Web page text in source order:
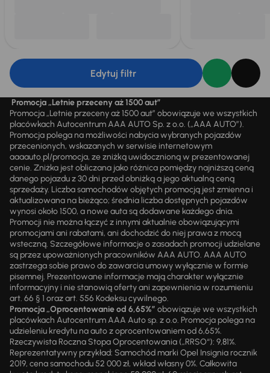
Edytuj filtr
Promocja „Letnie przeceny aż 1500 aut”
Promocja „Letnie przeceny aż 1500 aut” obowiązuje we wszystkich
placówkach Autocentrum AAA AUTO Sp. z o.o. („AAA AUTO”).
Promocja polega na możliwości nabycia wybranych pojazdów
przecenionych, wskazanych w serwisie internetowym
aaaauto.pl/promocja, ze zniżką uwidocznioną w prezentowanej
cenie. Zniżka jest obliczana jako różnica pomiędzy najniższą ceną
danego pojazdu z 30 dni przed obniżką a jego aktualną ceną
sprzedaży. Liczba samochodów objętych promocją jest zmienna i
aktualizowana na bieżąco; średnia liczba dostępnych pojazdów
wynosi około 1500, a nowe auta są dodawane każdego dnia.
Promocji nie można łączyć z innymi aktualnie obowiązującymi
promocjami ani rabatami, ani dochodzić do niej prawa z mocą
wsteczną. Szczegółowe informacje o zasadach promocji udzielane
są przez upoważnionych pracowników AAA AUTO. AAA AUTO
zastrzega sobie prawo do zawarcia umowy wyłącznie w formie
pisemnej. Prezentowane informacje mają charakter wyłącznie
informacyjny i nie stanowią oferty ani zapewnienia w rozumieniu
art. 66 § 1 oraz art. 556 Kodeksu cywilnego.
Promocja „Oprocentowanie od 6,65%” obowiązuje we wszystkich
placówkach Autocentrum AAA Auto sp. z o.o. Promocja polega na
udzieleniu kredytu na auto z oprocentowaniem od 6,65%.
Rzeczywista Roczna Stopa Oprocentowania („RRSO“): 9,81%.
Reprezentatywny przykład: Samochód marki Opel Insignia rocznik
2019, cena samochodu 52 000 zł, wkład własny 0%. Całkowita